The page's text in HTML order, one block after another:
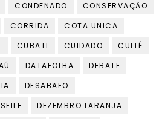
CONDENADO
CONSERVAÇÃO
CORRIDA
COTA UNICA
CUBATI CUIDADO
CUITÉ
DATAFOLHA
DEBATE
DESABAFO
DEZEMBRO LARANJA